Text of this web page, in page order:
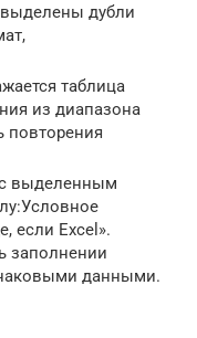
дубли​
таблица
из диапазона​
повторения​
с выделенным
если​ Excel».​
заполнении
данными.